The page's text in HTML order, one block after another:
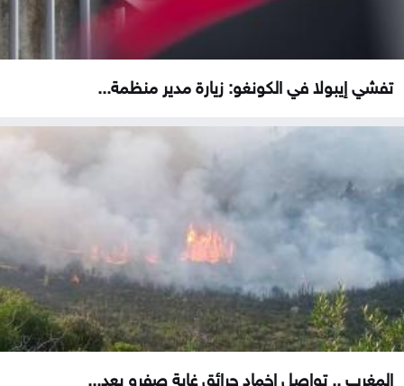
تفشي إيبولا في الكونغو: زيارة مدير منظمة...
المغرب .. تواصل إخماد حرائق غابة صفرو بعد...